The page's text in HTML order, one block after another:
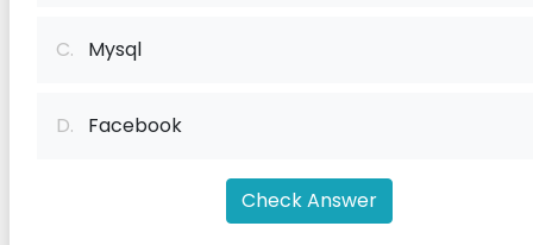
C. Mysql
D. Facebook
Check Answer